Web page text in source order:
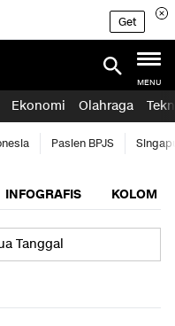
Get
MENU
Ekonomi Olahraga
Pasien BPJS
INFOGRAFIS KOLOM